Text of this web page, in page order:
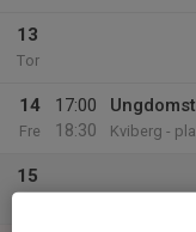
13
Tor
14
Fre
17:00
18:30
Kviberg -
15